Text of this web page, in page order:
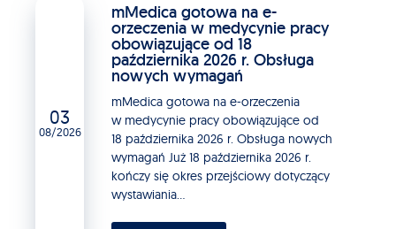
03
08/2026
mMedica gotowa na e-
orzeczenia w medycynie pracy
obowiązujące od 18
października 2026 r. Obsługa
nowych wymagań
mMedica gotowa na e-orzeczenia
w medycynie pracy obowiązujące od
18 października 2026 r. Obsługa nowych
wymagań Już 18 października 2026 r.
kończy się okres przejściowy dotyczący
wystawiania...